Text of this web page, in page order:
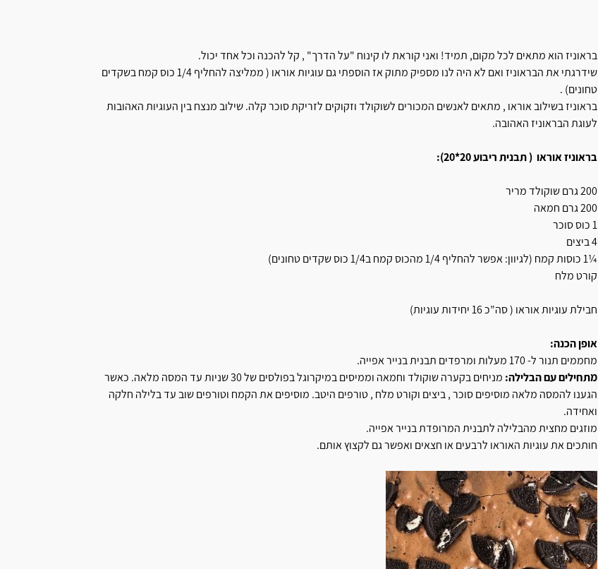
בראוניז הוא מתאים לכל מקום, תמיד! ואני קוראת לו קינוח "על הדרך" , קל להכנה וכל אחד יכול.
שידרגתי את הבראוניז ואם לא היה לנו מספיק מתוק אז הוספתי גם עוגיות אוראו ( ממליצה להחליף 1/4 כוס קמח בשקדים
טחונים) .
בראוניז בשילוב אוראו , מתאים לאנשים המכורים לשוקולד וזקוקים לזריקת סוכר קלה. שילוב מנצח בין העוגיות האהובות
לעוגת הבראוניז האהובה.
בראוניז אוראו ( תבנית ריבוע 20*20):
200 גרם שוקולד מריר
200 גרם חמאה
1 כוס סוכר
4 ביצים
¼1 כוסות קמח (לגיוון: אפשר להחליף 1/4 מהכוס קמח ב1/4 כוס שקדים טחונים)
קורט מלח
חבילת עוגיות אוראו ( סה”כ 16 יחידות עוגיות)
אופן הכנה:
מחממים תנור ל- 170 מעלות ומרפדים תבנית בנייר אפייה.
מתחילים עם הבלילה:
מניחים בקערה שוקולד וחמאה וממיסים במיקרוגל בפולסים של 30 שניות עד המסה מלאה. כאשר
הגענו להמסה מלאה מוסיפים סוכר , ביצים וקורט מלח , טורפים היטב. מוסיפים את הקמח וטורפים שוב עד בלילה חלקה
ואחידה.
מוזגים מחצית מהבלילה לתבנית המרופדת בנייר אפייה.
חותכים את עוגיות האוראו לרבעים או חצאים ואפשר גם לקצוץ אותם.